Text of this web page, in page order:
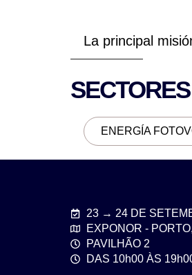
La principal
SECTORES
ENERGÍA
23 → 24 DE
EXPONOR -
PAVILHÃO 2
DAS 10h00 ÀS